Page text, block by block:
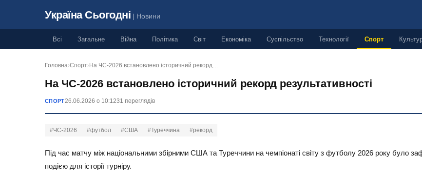
Україна Сьогодні | Новини
Всі Загальне Війна Політика Світ Економіка Суспільство Технології Спорт
Головна›Спорт› На ЧС-2026 встановлено історичний рекорд…
На ЧС-2026 встановлено історичний рекорд результативності
СПОРТ26.06.2026 о 10:1231 переглядів
#ЧС-2026 #футбол #США #Туреччина #рекорд
Під час матчу між національними збірними США та Туреччини на чемпіонаті світу з футболу 2026 року було
подією для історії турніру.